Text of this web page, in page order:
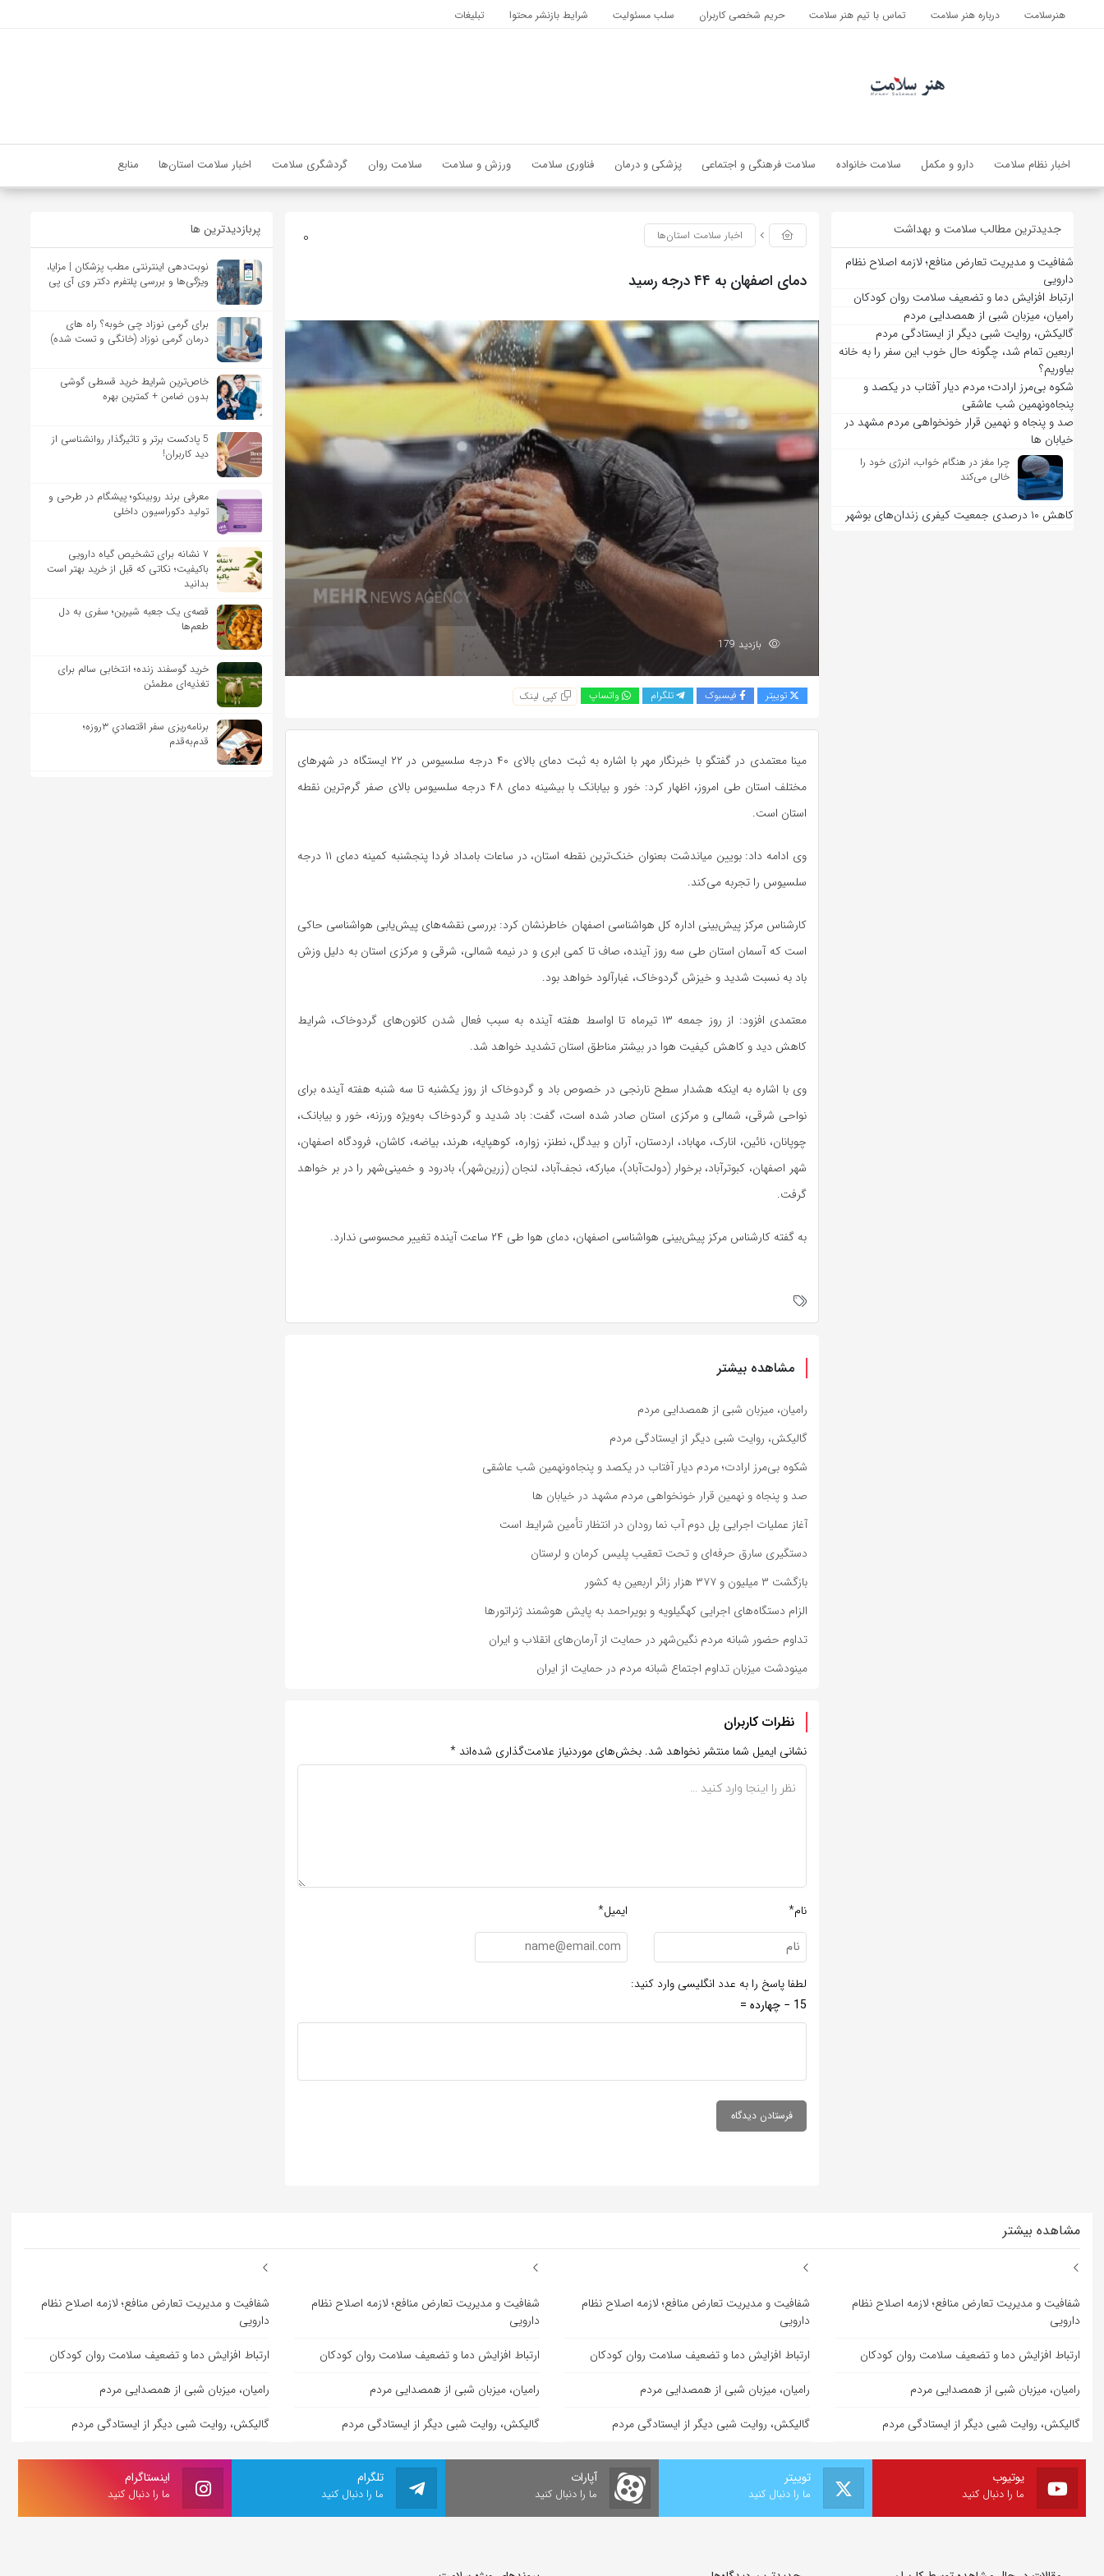
هنرسلامت درباره هنر سلامت تماس با تیم هنر سلامت حریم شخصی کاربران سلب مسئولیت شرایط بازنشر محتوا تبلیغات
اخبار نظام سلامت دارو و مکمل سلامت خانواده سلامت فرهنگی و اجتماعی پزشکی و درمان فناوری سلامت ورزش و سلامت سلامت روان گردشگری سلامت اخبار سلامت استان‌ها منابع
جدیدترین مطالب سلامت و بهداشت
شفافیت و مدیریت تعارض منافع؛ لازمه اصلاح نظام
دارویی
ارتباط افزایش دما و تضعیف سلامت روان کودکان
رامیان، میزبان شبی از همصدایی مردم
گالیکش، روایت شبی دیگر از ایستادگی مردم
اربعین تمام شد، چگونه حال خوب این سفر را به خانه
بیاوریم؟
شکوه بی‌مرز ارادت؛ مردم دیار آفتاب در یکصد و
پنجاه‌ونهمین شب عاشقی
صد و پنجاه و نهمین قرار خونخواهی مردم مشهد در
خیابان ها
چرا مغز در هنگام خواب، انرژی خود را
خالی می‌کند
کاهش ۱۰ درصدی جمعیت کیفری زندان‌های بوشهر
0 اخبار سلامت استان‌ها
دمای اصفهان به ۴۴ درجه رسید
بازدید 179
توییتر فیسبوک تلگرام واتساپ کپی لینک
مینا معتمدی در گفتگو با خبرنگار مهر با اشاره به ثبت دمای بالای ۴۰ درجه سلسیوس در ۲۲ ایستگاه در شهرهای
مختلف استان طی امروز، اظهار کرد: خور
و بیابانک با بیشینه دمای ۴۸ درجه سلسیوس بالای صفر گرم‌ترین نقطه
استان است.
وی ادامه داد:بویین میاندشتبعنوان
خنک‌ترین نقطه استان، در ساعات بامداد فردا پنجشنبه کمینه دمای ۱۱ درجه
سلسیوس را تجربه می‌کند.
کارشناس مرکز پیش‌بینی اداره کل هواشناسی اصفهان خاطرنشان کرد: بررسی نقشه‌های پیش‌یابی هواشناسی حاکی
است که آسمان استان طی سه روز آینده، صاف تا کمی ابری و در نیمه شمالی، شرقی و مرکزی استان به دلیل وزش
باد به نسبت شدید و خیزش گردوخاک، غبارآلود خواهد بود.
معتمدی افزود: از روز جمعه ۱۳ تیرماه تا اواسط هفته آینده به سبب فعال شدن کانون‌های گردوخاک، شرایط
کاهش دید و کاهش کیفیت هوا در بیشتر مناطق استان تشدید خواهد شد.
وی با اشاره به اینکه هشدار سطح نارنجی در خصوص باد و گردوخاک از روز یکشنبه تا سه شنبه هفته آینده برای
نواحی شرقی، شمالی و مرکزی استان صادر شده است، گفت: باد شدید و گردوخاک به‌ویژه ورزنه، خور و بیابانک،
چوپانان، نائین، انارک، مهاباد، اردستان،آران و بیدگل، نطنز، زواره، کوهپایه، هرند،بیاضه، کاشان، فرودگاه اصفهان،
شهر اصفهان، کبوترآباد،برخوار (دولت‌آباد)، مبارکه، نجف‌آباد، لنجان (زرین‌شهر)،بادرود و خمینی‌شهر را در بر خواهد
گرفت.
به گفته کارشناس مرکز پیش‌بینی هواشناسی اصفهان، دمای هوا طی ۲۴ ساعت آینده تغییر محسوسی ندارد.
مشاهده بیشتر
رامیان، میزبان شبی از همصدایی مردم
گالیکش، روایت شبی دیگر از ایستادگی مردم
شکوه بی‌مرز ارادت؛ مردم دیار آفتاب در یکصد و پنجاه‌ونهمین شب عاشقی
صد و پنجاه و نهمین قرار خونخواهی مردم مشهد در خیابان ها
آغاز عملیات اجرایی پل دوم آب نما رودان در انتظار تأمین شرایط است
دستگیری سارق حرفه‌ای و تحت تعقیب پلیس کرمان و لرستان
بازگشت ۳ میلیون و ۳۷۷ هزار زائر اربعین به کشور
الزام دستگاه‌های اجرایی کهگیلویه و بویراحمد به پایش هوشمند ژنراتورها
تداوم حضور شبانه مردم نگین‌شهر در حمایت از آرمان‌های انقلاب و ایران
مینودشت میزبان تداوم اجتماع شبانه مردم در حمایت از ایران
نظرات کاربران
نشانی ایمیل شما منتشر نخواهد شد. بخش‌های موردنیاز علامت‌گذاری شده‌اند *
نام* ایمیل*
لطفا پاسخ را به عدد انگلیسی وارد کنید:
15 − چهارده =
پربازدیدترین ها
نوبت‌دهی اینترنتی مطب پزشکان | مزایا،
ویژگی‌ها و بررسی پلتفرم دکتر وی آی پی
برای گرمی نوزاد چی خوبه؟ راه های
درمان گرمی نوزاد (خانگی و تست شده)
خاص‌ترین شرایط خرید قسطی گوشی
بدون ضامن + کمترین بهره
5 پادکست برتر و تاثیرگذار روانشناسی از
دید کاربران!
معرفی برند روبینکو؛ پیشگام در طرحی و
تولید دکوراسیون داخلی
۷ نشانه برای تشخیص گیاه دارویی
باکیفیت؛ نکاتی که قبل از خرید بهتر است
بدانید
قصه‌ی یک جعبه شیرین؛ سفری به دل
طعم‌ها
خرید گوسفند زنده؛ انتخابی سالم برای
تغذیه‌ای مطمئن
برنامه‌ریزی سفر اقتصادیِ ۳روزه؛
قدم‌به‌قدم
مشاهده بیشتر
شفافیت و مدیریت تعارض منافع؛ لازمه اصلاح نظام
دارویی
ارتباط افزایش دما و تضعیف سلامت روان کودکان
رامیان، میزبان شبی از همصدایی مردم
گالیکش، روایت شبی دیگر از ایستادگی مردم
شفافیت و مدیریت تعارض منافع؛ لازمه اصلاح نظام
دارویی
ارتباط افزایش دما و تضعیف سلامت روان کودکان
رامیان، میزبان شبی از همصدایی مردم
گالیکش، روایت شبی دیگر از ایستادگی مردم
شفافیت و مدیریت تعارض منافع؛ لازمه اصلاح نظام
دارویی
ارتباط افزایش دما و تضعیف سلامت روان کودکان
رامیان، میزبان شبی از همصدایی مردم
گالیکش، روایت شبی دیگر از ایستادگی مردم
شفافیت و مدیریت تعارض منافع؛ لازمه اصلاح نظام
دارویی
ارتباط افزایش دما و تضعیف سلامت روان کودکان
رامیان، میزبان شبی از همصدایی مردم
گالیکش، روایت شبی دیگر از ایستادگی مردم
اینستاگرام
ما را دنبال کنید
تلگرام
ما را دنبال کنید
آپارات
ما را دنبال کنید
توییتر
ما را دنبال کنید
یوتیوب
ما را دنبال کنید